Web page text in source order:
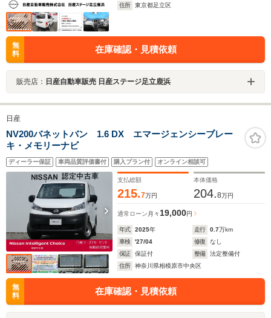
住所
東京都足立区
無
料
在庫確認・見積依頼
販売店： 日産自動車販売 日産ステージ足立鹿浜
日産
NV200バネットバン 1.6 DX エマージェンシーブレー
キ・メモリーナビ
ディーラー保証 車両品質評価書付 購入プラン付 オンライン相談可
支払総額
215.7万円
本体価格
204.8万円
通常ローン 月々 19,000円
年式 2025年 走行 0.7万km
車検
'27/04 修復
なし
保証
保証付 整備
法定整備付
住所
神奈川県相模原市中央区
無
料
在庫確認・見積依頼